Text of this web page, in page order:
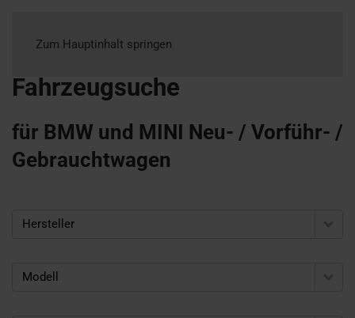
Zum Hauptinhalt springen
Fahrzeugsuche
für BMW und MINI Neu- / Vorführ- /
Gebrauchtwagen
Hersteller
Modell